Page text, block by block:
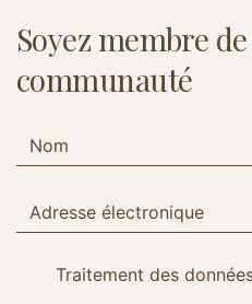
Soyez membre
communauté
Traitement des